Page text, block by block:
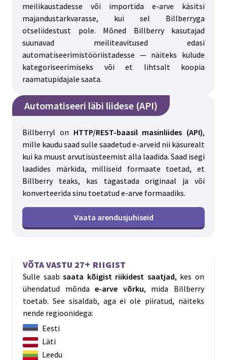
meilikaustadesse või importida e-arve käsitsi
majandustarkvarasse, kui sel Billberryga
otseliidestust pole. Mõned Billberry kasutajad
suunavad meiliteavitused edasi
automatiseerimistööriistadesse — näiteks kulude
kategoriseerimiseks või et lihtsalt koopia
raamatupidajale saata.
Automatiseeri läbi liidese (API)
Billberryl on HTTP/REST-baasil masinliides (API),
mille kaudu saad sulle saadetud e-arveid nii käsurealt
kui ka muust arvutisüsteemist alla laadida. Saad isegi
laadides märkida, milliseid formaate toetad, et
Billberry teaks, kas tagastada originaal ja või
konverteerida sinu toetatud e-arve formaadiks.
Vaata arendusjuhiseid
Võta vastu 27+ riigist
Sulle saabsaata kõigist riikidest saatjad, kes on
ühendatud mõndae-arve võrku, mida Billberry
toetab. See sisaldab, aga ei ole piiratud, näiteks
nende regioonidega:
Eesti
Läti
Leedu